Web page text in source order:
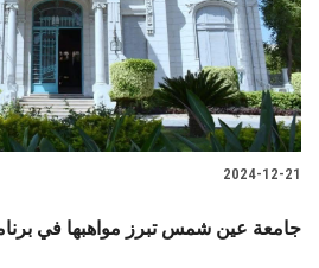
2024-12-21
جامعة عين شمس تبرز مواهبها في